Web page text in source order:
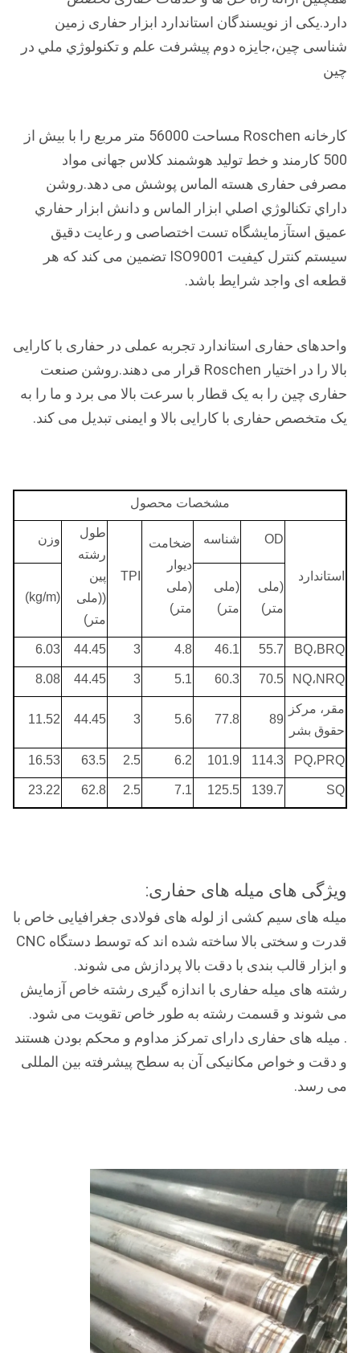
دارد.یکی از نویسندگان استاندارد ابزار حفاری زمین
شناسی چین،جايزه دوم پيشرفت علم و تکنولوژي ملي در
چين
کارخانه Roschen مساحت 56000 متر مربع را با بیش از
500 کارمند و خط تولید هوشمند کلاس جهانی مواد
مصرفی حفاری هسته الماس پوشش می دهد.روشن
داراي تکنالوژي اصلي ابزار الماس و دانش ابزار حفاري
عميق استآزمایشگاه تست اختصاصی و رعایت دقیق
سیستم کنترل کیفیت ISO9001 تضمین می کند که هر
قطعه ای واجد شرایط باشد.
واحدهای حفاری استاندارد تجربه عملی در حفاری با کارایی
بالا را در اختیار Roschen قرار می دهند.روشن صنعت
حفاری چین را به یک قطار با سرعت بالا می برد و ما را به
یک متخصص حفاری با کارایی بالا و ایمنی تبدیل می کند.
مشخصات محصول
استاندارد
OD شناسه
ضخامت
دیوار
(ملی
متر)
TPI
طول
رشته
پین
((ملی
متر)
وزن
(ملی
متر)
(ملی
متر)
(kg/m)
BQ،BRQ 55.7
46.1
4.8
3
44.45
6.03
NQ،NRQ 70.5
60.3
5.1
3
44.45
8.08
مقر، مرکز
حقوق بشر
89
77.8
5.6
3
44.45
11.52
PQ،PRQ 114.3
101.9
6.2
2.5
63.5
16.53
SQ
139.7
125.5
7.1
2.5
62.8
23.22
ویژگی های میله های حفاری:
میله های سیم کشی از لوله های فولادی جغرافیایی خاص با
قدرت و سختی بالا ساخته شده اند که توسط دستگاه CNC
و ابزار قالب بندی با دقت بالا پردازش می شوند.
رشته های میله حفاری با اندازه گیری رشته خاص آزمایش
می شوند و قسمت رشته به طور خاص تقویت می شود.
. میله های حفاری دارای تمرکز مداوم و محکم بودن هستند
و دقت و خواص مکانیکی آن به سطح پیشرفته بین المللی
می رسد.